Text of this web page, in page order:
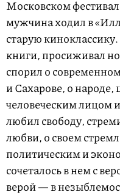
Московском
мужчина ходил в
старую
книги, просиживал
спорил о
и Сахарове, о народе,
человеческим лицом
любил свободу,
любви, о своем
политическим и
сочеталось в нем с
верой — в